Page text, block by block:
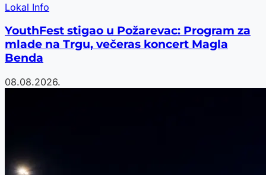
Lokal Info
YouthFest stigao u Požarevac: Program za
mlade na Trgu, večeras koncert Magla
Benda
08.08.2026.